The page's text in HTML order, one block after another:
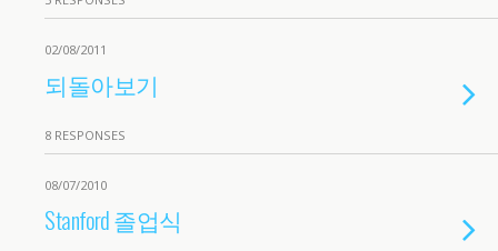
02/08/2011
되돌아보기
8 RESPONSES
08/07/2010
Stanford 졸업식